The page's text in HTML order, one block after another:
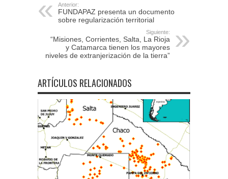
Anterior:
FUNDAPAZ presenta un documento
sobre regularización territorial
Siguiente:
“Misiones, Corrientes, Salta, La Rioja
y Catamarca tienen los mayores
niveles de extranjerización de la tierra”
ARTÍCULOS RELACIONADOS